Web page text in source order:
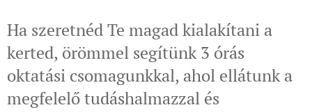
Ha szeretnéd Te magad kialakítani a
kerted, örömmel segítünk 3 órás
oktatási csomagunkkal, ahol ellátunk a
megfelelő tudáshalmazzal és